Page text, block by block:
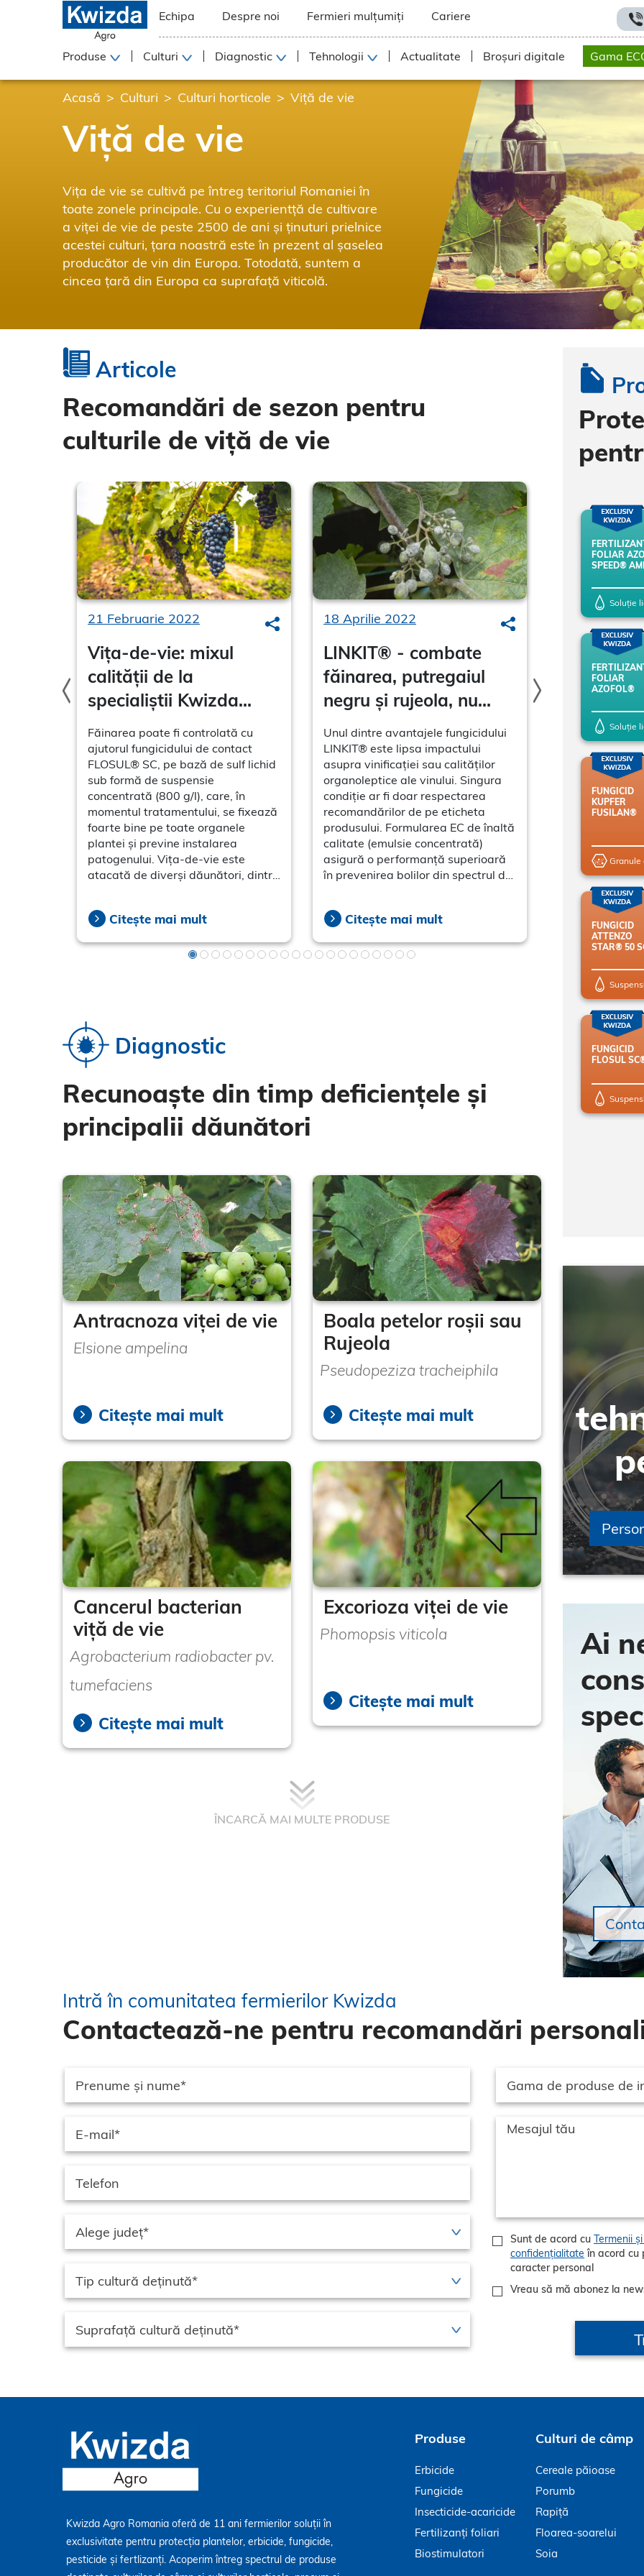
Echipa Despre noi Fermieri mulțumiți Cariere
Produse Culturi Diagnostic Tehnologii Actualitate Broșuri digitale Gama
Acasă Culturi Culturi horticole Viță de vie
Viță de vie
Vița de vie se cultivă pe întreg teritoriul Romaniei în
toate zonele principale. Cu o experientță de cultivare
a viței de vie de peste 2500 de ani și ținuturi prielnice
acestei culturi, țara noastră este în prezent al șaselea
producător de vin din Europa. Totodată, suntem a
cincea țară din Europa ca suprafață viticolă.
Articole
Recomandări de sezon pentru
culturile de viță de vie
21 Februarie 2022
Vița-de-vie: mixul
calității de la
specialiștii Kwizda
Agro
Făinarea poate fi controlată cu
ajutorul fungicidului de contact
FLOSUL® SC, pe bază de sulf lichid
sub formă de suspensie
concentrată (800 g/l), care, în
momentul tratamentului, se fixează
foarte bine pe toate organele
plantei și previne instalarea
patogenului. Vița-de-vie este
atacată de diverși dăunători, dintre
sau cicade. LIMOCIDE® reprezintă
insecto-acaricidă împotriva
Citește mai mult
18 Aprilie 2022
LINKIT® - combate
făinarea, putregaiul
negru și rujeola, nu
afectează calitatea
vinului
Unul dintre avantajele fungicidului
LINKIT® este lipsa impactului
asupra vinificației sau calităților
organoleptice ale vinului. Singura
condiție ar fi doar respectarea
recomandărilor de pe eticheta
produsului. Formularea EC de înaltă
calitate (emulsie concentrată)
asigură o performanță superioară
în prevenirea bolilor din spectrul de
în stadiile avansate de dezvoltare
Citește mai mult
30 Mai 2022
Cei mai
nutrienți
de-vie:
de bor și
Fertilizantul
Plus
de bor, ce
corectează
în același timp
plantelor și o
Citește
Diagnostic
Recunoaște din timp deficiențele și
principalii dăunători
Antracnoza viței de vie
Elsione ampelina
Citește mai mult
Boala petelor roșii sau
Rujeola
Pseudopeziza tracheiphila
Citește mai mult
Cancerul bacterian
viță de vie
Agrobacterium radiobacter pv.
tumefaciens
Citește mai mult
Excorioza viței de vie
Phomopsis viticola
Citește mai mult
ÎNCARCĂ MAI MULTE PRODUSE
FOLIAR
SPEED®
Soluție
FOLIAR
AZOFOL®
Soluție
FUNGICID
KUPFER
FUSILAN®
FUNGICID
ATTENZO
STAR® 50
FUNGICID
FLOSUL
Ai
Intră în comunitatea fermierilor Kwizda
Contactează-ne pentru recomandări
Sunt de acord cu Termenii
confidențialitate în acord cu politicile GDPR privind prelucrarea datelor cu
caracter personal
Vreau să mă abonez la
Kwizda Agro Romania oferă de 11 ani fermierilor soluții în
exclusivitate pentru protecția plantelor, erbicide, fungicide,
pesticide și fertlizanți. Acoperim întreg spectrul de produse
Produse
Erbicide
Fungicide
Insecticide-acaricide
Fertilizanți foliari
Biostimulatori
Culturi de câmp
Cereale păioase
Porumb
Rapiță
Floarea-soarelui
Soia